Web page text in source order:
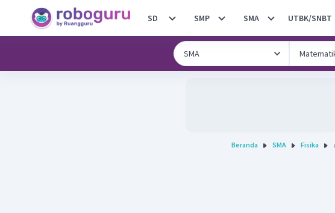
SD SMP SMA UTBK/SNBT
Beranda SMA Fisika